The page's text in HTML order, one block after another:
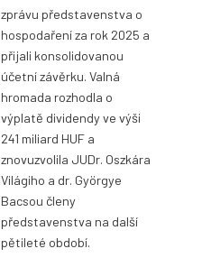
zprávu představenstva o
hospodaření za rok 2025 a
přijali konsolidovanou
účetní závěrku. Valná
hromada rozhodla o
výplatě dividendy ve výši
241 miliard HUF a
znovuzvolila JUDr. Oszkára
Világiho a dr. Györgye
Bacsou členy
představenstva na další
pětileté období.